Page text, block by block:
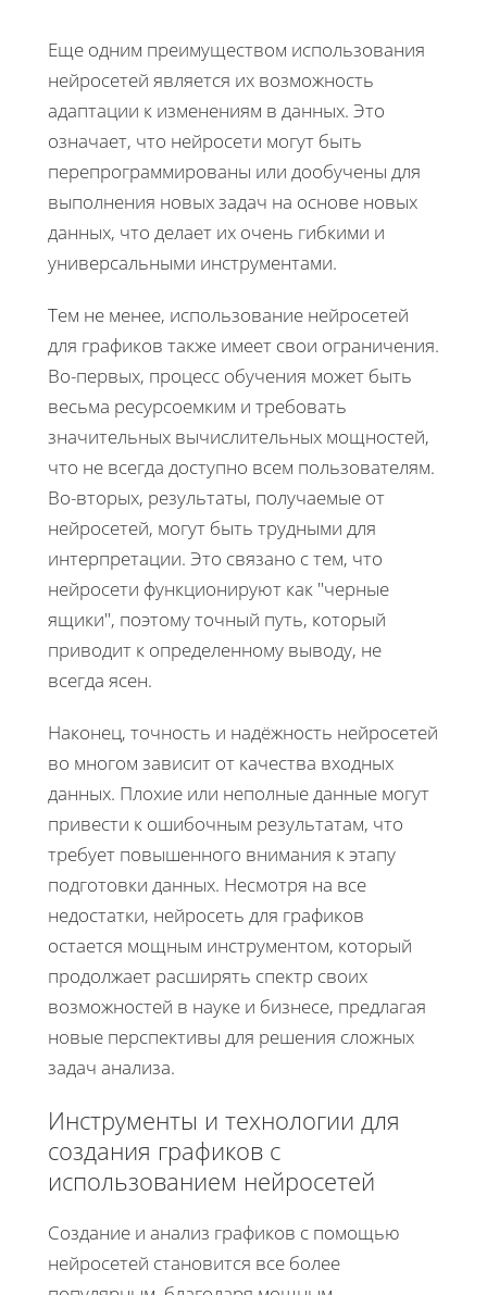
Еще одним преимуществом использования
нейросетей является их возможность
адаптации к изменениям в данных. Это
означает, что нейросети могут быть
перепрограммированы или дообучены для
выполнения новых задач на основе новых
данных, что делает их очень гибкими и
универсальными инструментами.
Тем не менее, использование нейросетей
для графиков также имеет свои ограничения.
Во-первых, процесс обучения может быть
весьма ресурсоемким и требовать
значительных вычислительных мощностей,
что не всегда доступно всем пользователям.
Во-вторых, результаты, получаемые от
нейросетей, могут быть трудными для
интерпретации. Это связано с тем, что
нейросети функционируют как "черные
ящики", поэтому точный путь, который
приводит к определенному выводу, не
всегда ясен.
Наконец, точность и надёжность нейросетей
во многом зависит от качества входных
данных. Плохие или неполные данные могут
привести к ошибочным результатам, что
требует повышенного внимания к этапу
подготовки данных. Несмотря на все
недостатки, нейросеть для графиков
остается мощным инструментом, который
продолжает расширять спектр своих
возможностей в науке и бизнесе, предлагая
новые перспективы для решения сложных
задач анализа.
Инструменты и технологии для
создания графиков с
использованием нейросетей
Создание и анализ графиков с помощью
нейросетей становится все более